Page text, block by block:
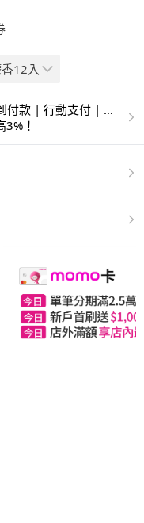
12入
付款 | 行動支付 | 超
！